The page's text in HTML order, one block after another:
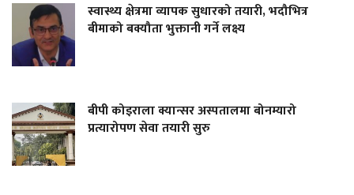
स्वास्थ्य क्षेत्रमा व्यापक सुधारको तयारी, भदौभित्र
बीमाको बक्यौता भुक्तानी गर्ने लक्ष्य
बीपी कोइराला क्यान्सर अस्पतालमा बोनम्यारो
प्रत्यारोपण सेवा तयारी सुरु